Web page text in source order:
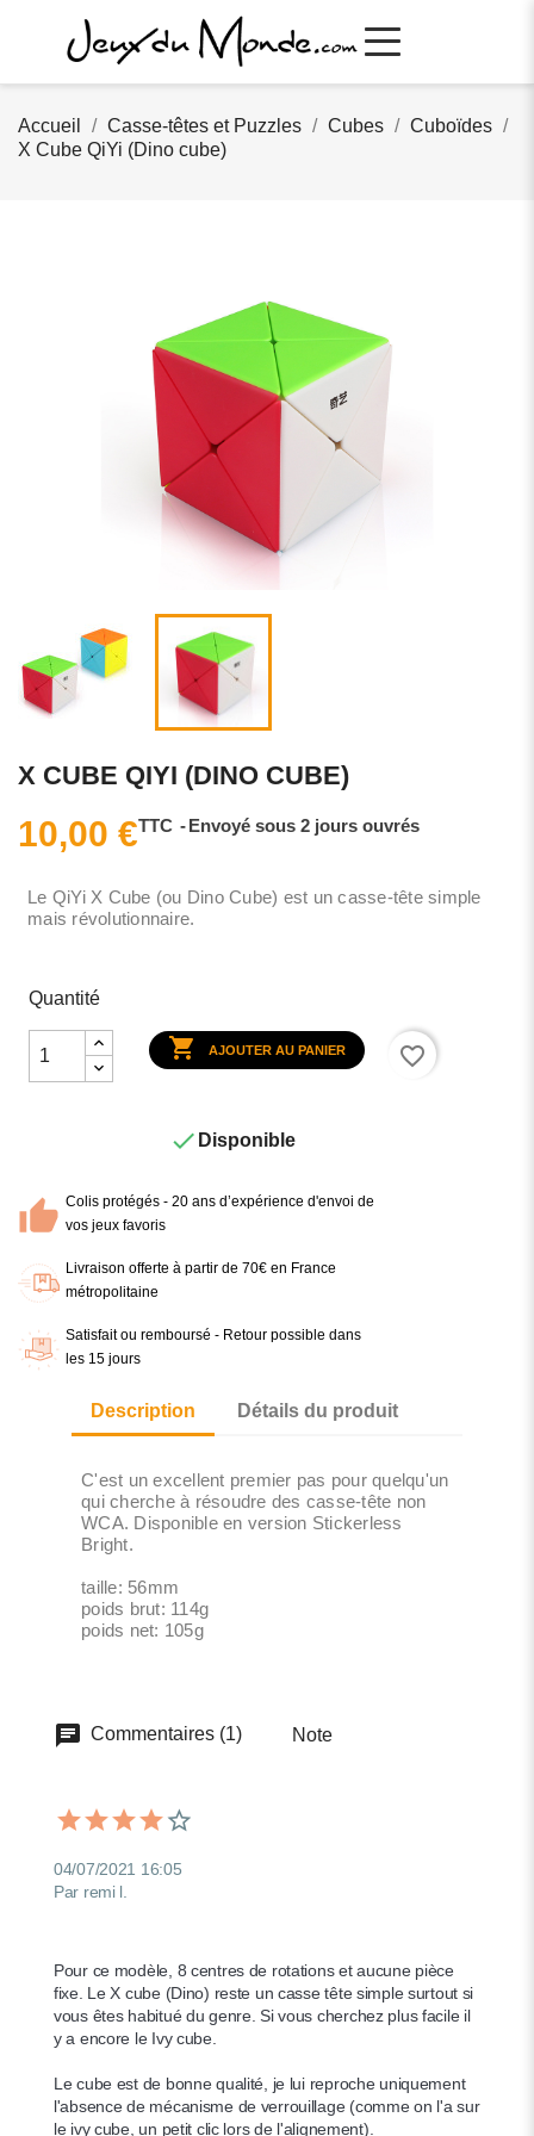
Accueil Casse-têtes et Puzzles Cubes
Cuboïdes
X Cube QiYi (Dino cube)
X CUBE QIYI (DINO CUBE)
10,00 €TTC Envoyé sous 2 jours ouvrés
Le QiYi X Cube (ou Dino Cube) est un casse-tête simple
mais révolutionnaire.
Quantité
 AJOUTER AU PANIER favorite_border
 Disponible
Colis protégés - 20 ans d’expérience d'envoi de
vos jeux favoris
Livraison offerte à partir de 70€ en France
métropolitaine
Satisfait ou remboursé - Retour possible dans
les 15 jours
Description Détails du produit
C'est un excellent premier pas pour quelqu'un
qui cherche à résoudre des casse-tête non
WCA. Disponible en version Stickerless
Bright.
taille: 56mm
poids brut: 114g
poids net: 105g
Commentaires (1) Note
04/07/2021 16:05
Par remi l.
Pour ce modèle, 8 centres de rotations et aucune pièce
fixe. Le X cube (Dino) reste un casse tête simple surtout si
vous êtes habitué du genre. Si vous cherchez plus facile il
y a encore le Ivy cube.
Le cube est de bonne qualité, je lui reproche uniquement
l'absence de mécanisme de verrouillage (comme on l'a sur
le ivy cube, un petit clic lors de l'alignement).